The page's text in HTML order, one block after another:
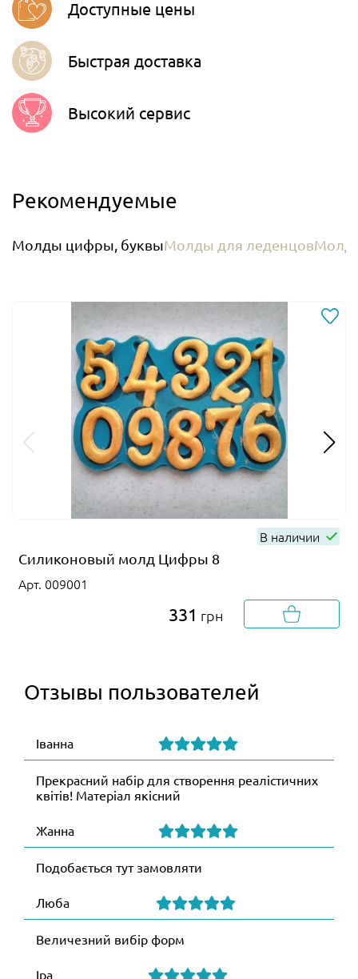
Доступные цены
Быстрая доставка
Высокий сервис
Рекомендуемые
Молды цифры, буквыМолды для леденцов
В наличии
Силиконовый молд Цифры 8
Арт. 009001
331 грн
Отзывы пользователей
Іванна
Прекрасний набір для створення реалістичних
квітів! Матеріал якісний
Жанна
Подобається тут замовляти
Люба
Величезний вибір форм
Іра